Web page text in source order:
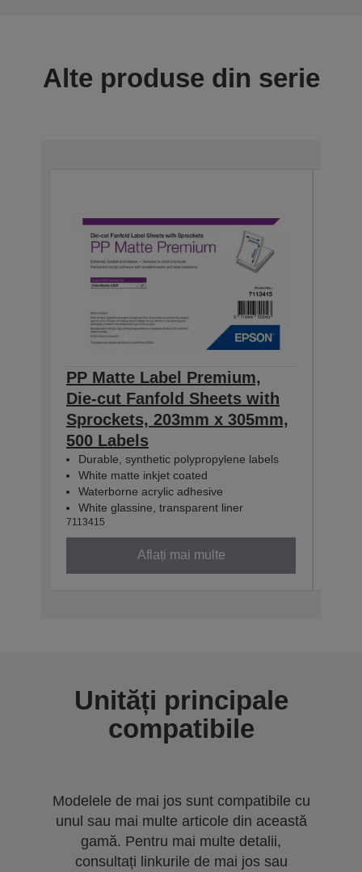
Alte produse din serie
PP Matte Label Premium,
Die-cut Fanfold Sheets with
Sprockets, 203mm x 305mm,
500 Labels
Durable, synthetic polypropylene labels
White matte inkjet coated
Waterborne acrylic adhesive
White glassine, transparent liner
7113415
Aflați mai multe
Unități principale
compatibile
Modelele de mai jos sunt compatibile cu
unul sau mai multe articole din această
gamă. Pentru mai multe detalii,
consultați linkurile de mai jos sau